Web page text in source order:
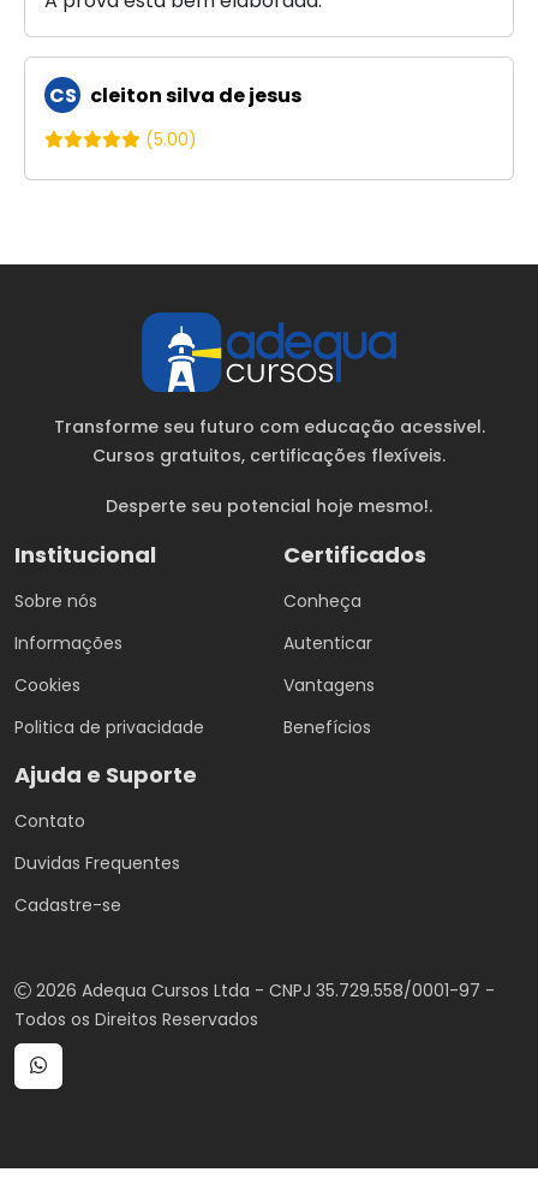
CS cleiton silva de jesus
(5.00)
Transforme seu futuro com educação acessivel.
Cursos gratuitos, certificações flexíveis.
Desperte seu potencial hoje mesmo!.
Institucional
Sobre nós
Informações
Cookies
Politica de privacidade
Certificados
Conheça
Autenticar
Vantagens
Benefícios
Ajuda e Suporte
Contato
Duvidas Frequentes
Cadastre-se
2026 Adequa Cursos Ltda - CNPJ 35.729.558/0001-97 -
Todos os Direitos Reservados